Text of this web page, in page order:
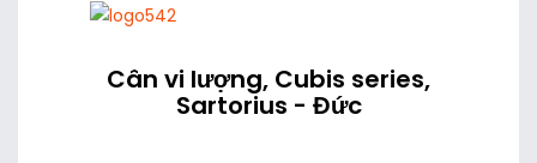
Cân vi lượng, Cubis series,
Sartorius - Đức